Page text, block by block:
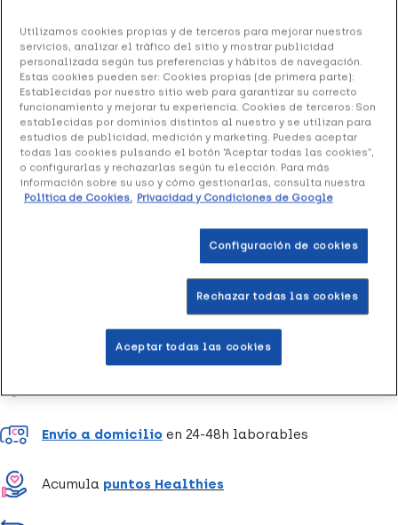
Ref: 135903
Bach Rescue Remedy Original Gotas, 10 ml
19.64 €
+ 39 puntosHealthies
Mezcla de flores de Bach originales en gotas para aliviar
fácilmente el estrés y la ansiedad provocada por
Envío a domicilio en 24-48h laborables
Acumula puntos Healthies
Utilizamos cookies propias y de terceros para mejorar nuestros
servicios, analizar el tráfico del sitio y mostrar publicidad
personalizada según tus preferencias y hábitos de navegación.
Estas cookies pueden ser: Cookies propias (de primera parte):
Establecidas por nuestro sitio web para garantizar su correcto
funcionamiento y mejorar tu experiencia. Cookies de terceros: Son
establecidas por dominios distintos al nuestro y se utilizan para
estudios de publicidad, medición y marketing. Puedes aceptar
todas las cookies pulsando el botón “Aceptar todas las cookies”,
o configurarlas y rechazarlas según tu elección. Para más
información sobre su uso y cómo gestionarlas, consulta nuestra
Política de Cookies. Privacidad y Condiciones de Google
Configuración de cookies
Rechazar todas las cookies
Aceptar todas las cookies